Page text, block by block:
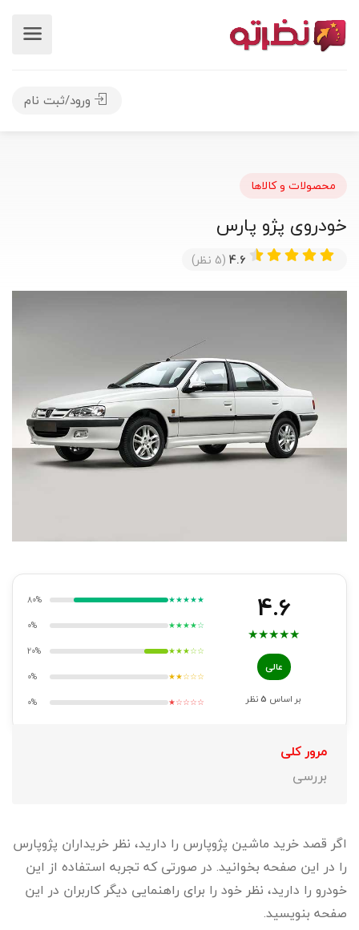
ورود/ثبت نام
محصولات و کالاها
خودروی پژو پارس
4.6 (5 نظر)
4.6
★
★
★
★
★
عالی
بر اساس 5نظر
★★★★★
80%
★★★★☆
0%
★★★☆☆
20%
★★☆☆☆
0%
★☆☆☆☆
0%
مرور کلی
بررسی
اگر قصد خرید ماشین پژوپارس را دارید، نظر خریداران پژوپارس
را در این صفحه بخوانید. در صورتی که تجربه استفاده از این
خودرو را دارید، نظر خود را برای راهنمایی دیگر کاربران در این
صفحه بنویسید.